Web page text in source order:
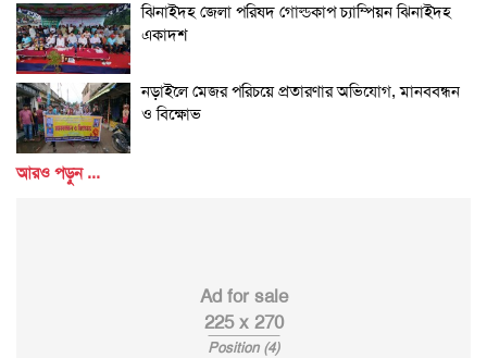
ঝিনাইদহ জেলা পরিষদ গোল্ডকাপ চ্যাম্পিয়ন ঝিনাইদহ
একাদশ
নড়াইলে মেজর পরিচয়ে প্রতারণার অভিযোগ, মানববন্ধন
ও বিক্ষোভ
আরও পড়ুন ...
Ad for sale
225 x 270
Position (4)